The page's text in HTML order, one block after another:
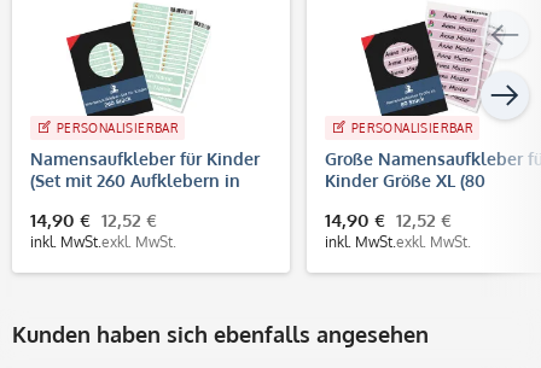
PERSONALISIERBAR
Namensaufkleber für Kinder
(Set mit 260 Aufklebern in
14,90 €
inkl. MwSt.
12,52 €
exkl. MwSt.
PERSONALISIERBAR
Große Namensaufkleber
Kinder Größe XL (80
14,90 €
inkl. MwSt.
12,52 €
exkl. MwSt.
Kunden haben sich ebenfalls angesehen